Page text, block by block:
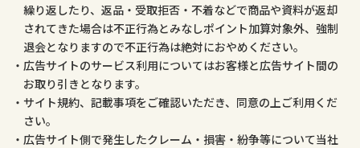
繰り返したり、返品・受取拒否・不着などで商品や資料が返却
されてきた場合は不正行為とみなしポイント加算対象外、強制
退会となりますので不正行為は絶対におやめください。
広告サイトのサービス利用についてはお客様と広告サイト間の
お取り引きとなります。
サイト規約、記載事項をご確認いただき、同意の上ご利用くだ
さい。
広告サイト側で発生したクレーム・損害・紛争等について当社